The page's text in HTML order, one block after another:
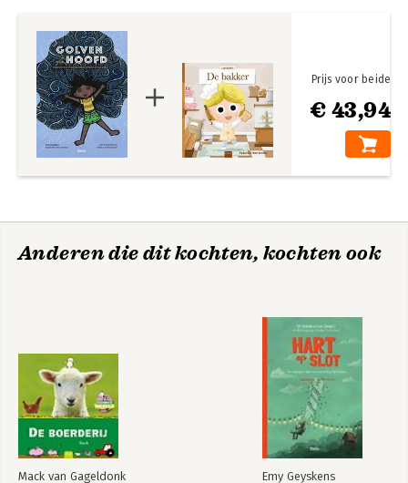
€ 43,94
Prijs voor beide
Anderen die dit kochten, kochten ook
Mack van Gageldonk Emy Geyskens